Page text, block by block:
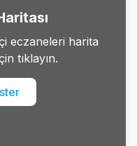
eczaneleri harita
tıklayın.